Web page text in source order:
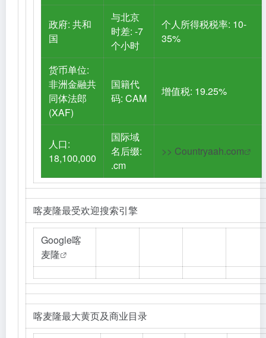
政府: 共和
国
与北京
时差: -7
个小时
个人所得税税率: 10-
35%
货币单位:
非洲金融共
同体法郎
(XAF)
国籍代
码: CAM
增值税: 19.25%
人口:
18,100,000
国际域
名后缀:
.cm
>> Countryaah.com
喀麦隆最受欢迎搜索引擎
Google喀
麦隆
喀麦隆最大黄页及商业目录